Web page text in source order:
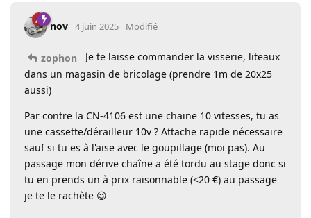
nov 4 juin 2025 Modifié
zophon
Je te laisse commander la visserie, liteaux
dans un magasin de bricolage (prendre 1m de 20x25
aussi)
Par contre la CN-4106 est une chaine 10 vitesses, tu as
une cassette/dérailleur 10v ? Attache rapide nécessaire
sauf si tu es à l'aise avec le goupillage (moi pas). Au
passage mon dérive chaîne a été tordu au stage donc si
tu en prends un à prix raisonnable (<20 €) au passage
je te le rachète 😉